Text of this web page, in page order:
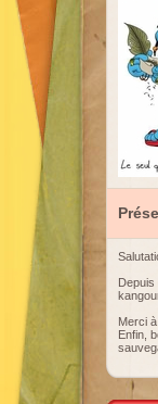
Merci
Enfin,